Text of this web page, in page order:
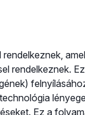
rendelkeznek.
Ez a